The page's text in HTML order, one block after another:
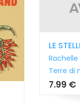
LE
Terre di
7.99 €